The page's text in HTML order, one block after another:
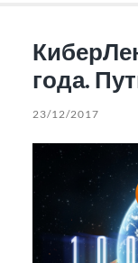
года.
23/12/2017